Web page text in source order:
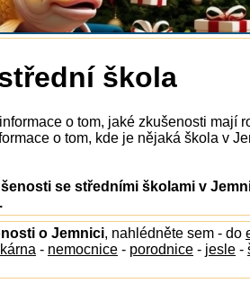
škola
o tom, jaké zkušenosti mají
o tom, kde je nějaká škola v
se středními školami v
o Jemnici, nahlédněte sem - do
- nemocnice - porodnice - jesle -